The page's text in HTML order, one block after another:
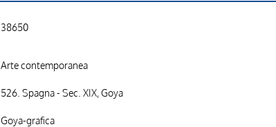
38650
Arte contemporanea
526. Spagna - Sec. XIX, Goya
Goya-grafica